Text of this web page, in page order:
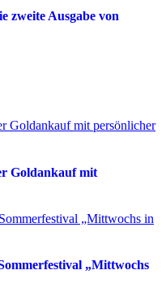
Ausgabe von
Goldankauf mit
„Mittwochs